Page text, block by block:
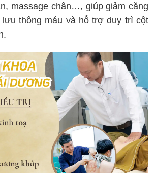
massage chân…, giúp giảm căng
lưu thông máu và hỗ trợ duy trì cột